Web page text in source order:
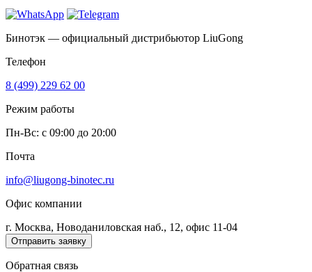
Бинотэк — официальный дистрибьютор LiuGong
Телефон
8 (499) 229 62 00
Режим работы
Пн-Вс: c 09:00 до 20:00
Почта
info@liugong-binotec.ru
Офис компании
г. Москва, Новоданиловская наб., 12, офис 11-04
Отправить заявку
Обратная связь